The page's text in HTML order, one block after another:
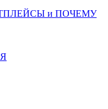
и ПОЧЕМУ